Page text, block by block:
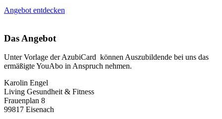
Angebot entdecken
Das Angebot
Unter Vorlage der AzubiCard können Auszubildende bei uns das
ermäßigte YouAbo in Anspruch nehmen.
Karolin Engel
Living Gesundheit & Fitness
Frauenplan 8
99817 Eisenach